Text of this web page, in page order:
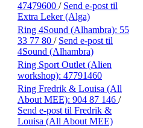
47479600 / Send e-post til
Extra Leker (Alga)
Ring 4Sound (Alhambra): 55
33 77 80 / Send e-post til
4Sound (Alhambra)
Ring Sport Outlet (Alien
workshop): 47791460
Ring Fredrik & Louisa (All
About MEE): 904 87 146 /
Send e-post til Fredrik &
Louisa (All About MEE)